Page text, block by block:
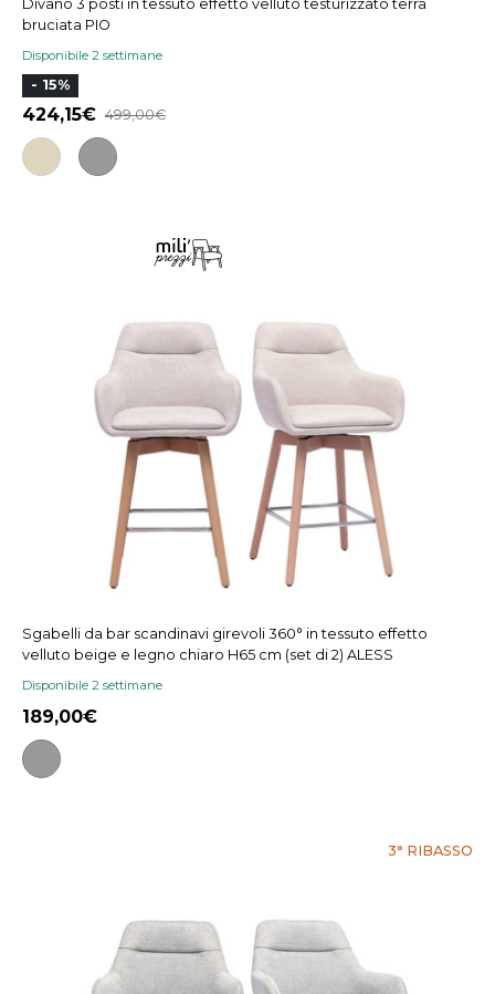
Divano 3 posti in tessuto effetto velluto testurizzato terra
bruciata PIO
Disponibile 2 settimane
- 15%
424,15 499,00
Sgabelli da bar scandinavi girevoli 360° in tessuto effetto
velluto beige e legno chiaro H65 cm (set di 2) ALESS
Disponibile 2 settimane
189,00
3° RIBASSO